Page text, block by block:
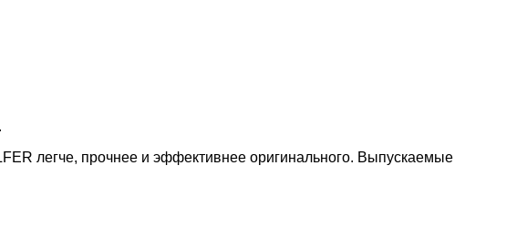
легче, прочнее и эффективнее оригинального. Выпускаемые